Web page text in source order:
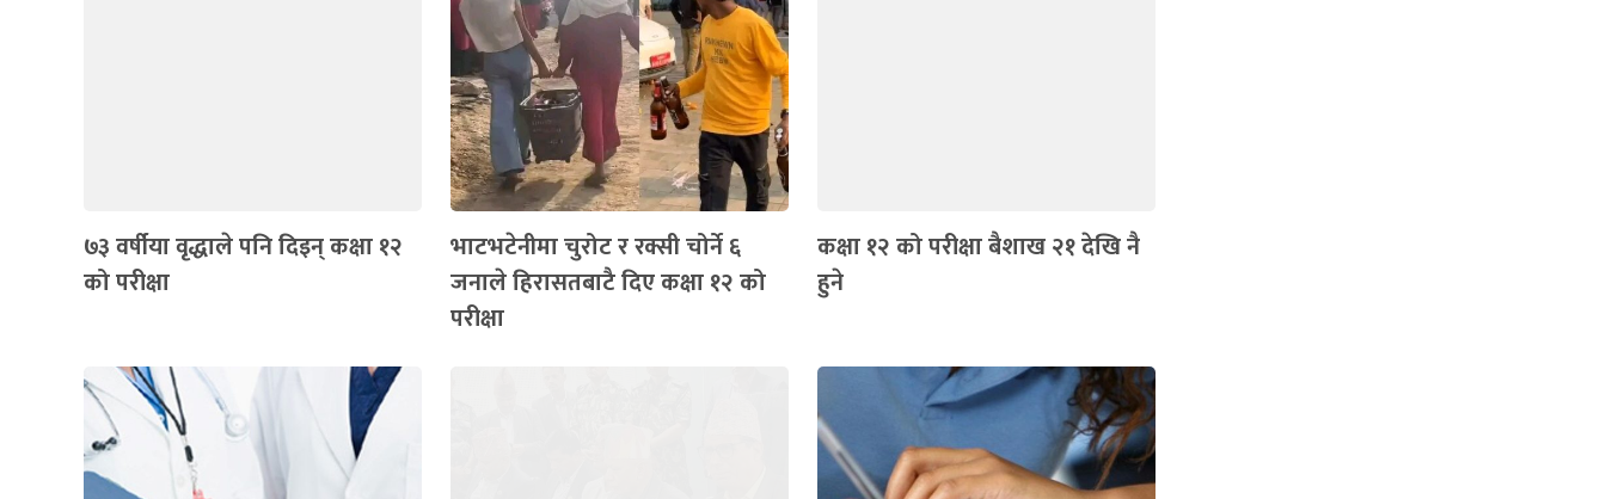
७३ वर्षीया वृद्धाले पनि दिइन् कक्षा १२
को परीक्षा
भाटभटेनीमा चुरोट र रक्सी चोर्ने ६
जनाले हिरासतबाटै दिए कक्षा १२ को
परीक्षा
कक्षा १२ को परीक्षा बैशाख २१ देखि नै
हुने